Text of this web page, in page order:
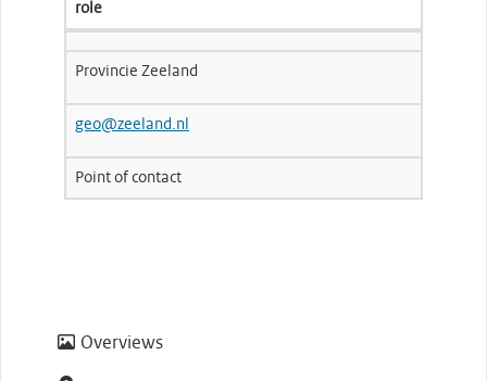
role
Provincie Zeeland
geo@zeeland.nl
Point of contact
Overviews